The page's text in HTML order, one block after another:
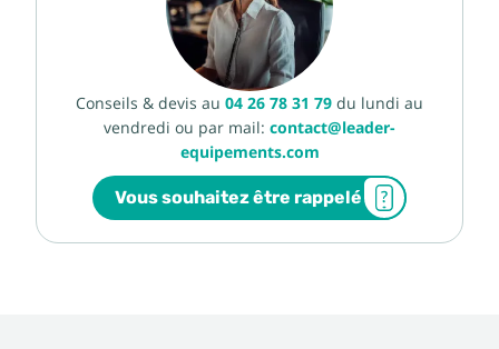
Conseils & devis au 04 26 78 31 79 du lundi au
vendredi ou par mail: contact@leader-
equipements.com
Vous souhaitez être rappelé